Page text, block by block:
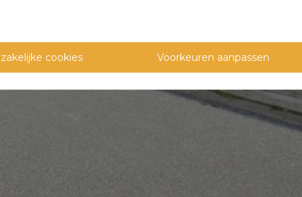
cookies Voorkeuren aanpassen